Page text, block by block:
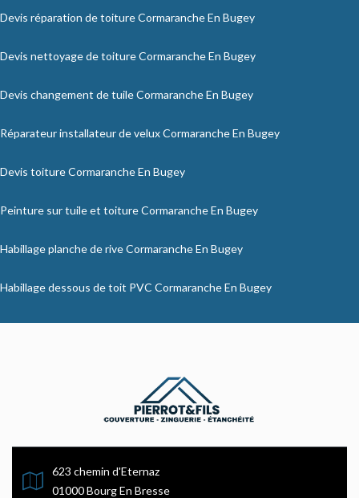
Devis réparation de toiture Cormaranche En Bugey
Devis nettoyage de toiture Cormaranche En Bugey
Devis changement de tuile Cormaranche En Bugey
Réparateur installateur de velux Cormaranche En Bugey
Devis toiture Cormaranche En Bugey
Peinture sur tuile et toiture Cormaranche En Bugey
Habillage planche de rive Cormaranche En Bugey
Habillage dessous de toit PVC Cormaranche En Bugey
623 chemin d'Eternaz
01000 Bourg En Bresse